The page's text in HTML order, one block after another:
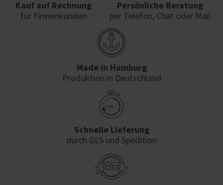
Kauf auf Rechnung
für Firmenkunden
Persönliche Beratung
per Telefon, Chat oder Mail
Made in Hamburg
Produktion in Deutschland
Schnelle Lieferung
durch GLS und Spedition